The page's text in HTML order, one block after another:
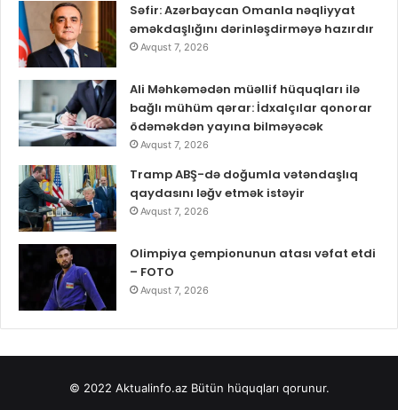
Səfir: Azərbaycan Omanla nəqliyyat
əməkdaşlığını dərinləşdirməyə hazırdır
Avqust 7, 2026
Ali Məhkəmədən müəllif hüquqları ilə
bağlı mühüm qərar: İdxalçılar qonorar
ödəməkdən yayına bilməyəcək
Avqust 7, 2026
Tramp ABŞ-də doğumla vətəndaşlıq
qaydasını ləğv etmək istəyir
Avqust 7, 2026
Olimpiya çempionunun atası vəfat etdi
– FOTO
Avqust 7, 2026
© 2022 Aktualinfo.azBütün hüquqları qorunur.